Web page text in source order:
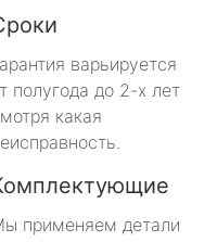
варьируется
полугода до 2-х лет
какая
применяем детали